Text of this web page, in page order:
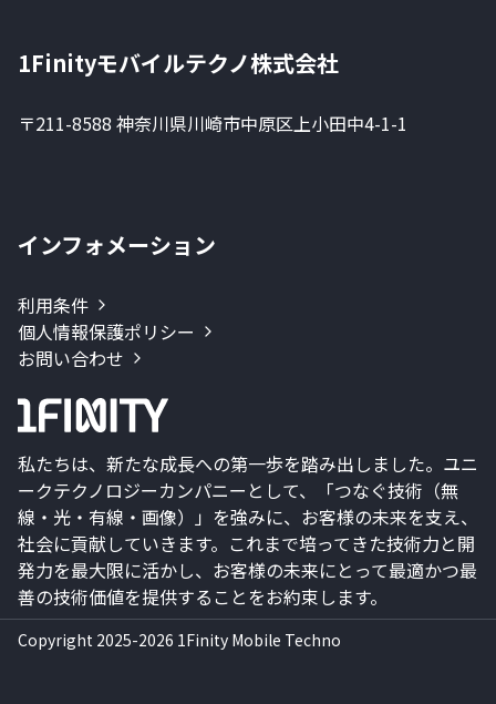
1Finityモバイルテクノ株式会社
〒211-8588 神奈川県川崎市中原区上小田中4-1-1
インフォメーション
利用条件
個人情報保護ポリシー
お問い合わせ
私たちは、新たな成長への第一歩を踏み出しました。ユニ
ークテクノロジーカンパニーとして、「つなぐ技術（無
線・光・有線・画像）」を強みに、お客様の未来を支え、
社会に貢献していきます。これまで培ってきた技術力と開
発力を最大限に活かし、お客様の未来にとって最適かつ最
善の技術価値を提供することをお約束します。
Copyright 2025-2026 1Finity Mobile Techno